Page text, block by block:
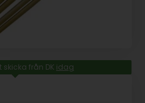
skicka från DK idag